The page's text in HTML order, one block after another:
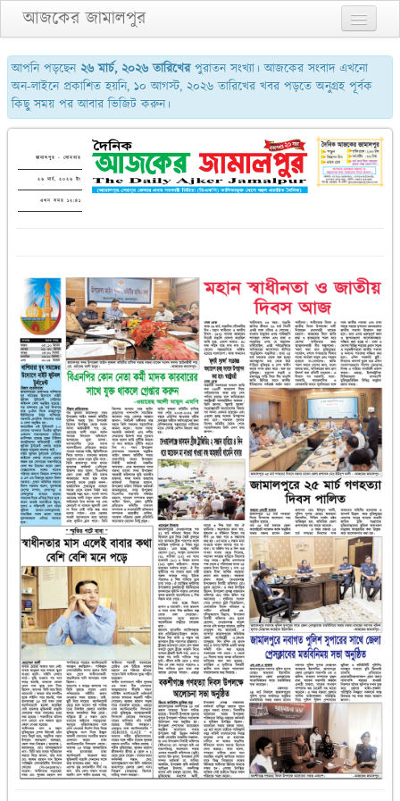
আজকের জামালপুর
প্রথম পাতা
২য় পাতা
৩য় পাতা
শেষের পাতা
আমাদের সম্পর্কে
পুরাতন সংখ্যা
আপনি পড়ছেন ২৬ মার্চ, ২০২৬ তারিখেরপুরাতন সংখ্যা। আজকের সংবাদ এখনো
অন-লাইনে প্রকাশিত হয়নি, ১০ আগস্ট, ২০২৬ তারিখের খবর পড়তে অনুগ্রহ পূর্বক
কিছু সময় পর আবার ভিজিট করুন।
জামালপুর - সোমবার
২৬ মার্চ, ২০২৬ ইং
এখন সময় ১২:৪১